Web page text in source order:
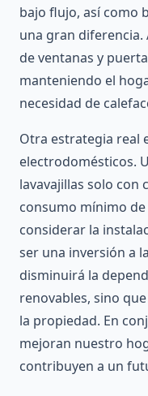
bajo flujo, así como
una gran diferencia.
de ventanas y
manteniendo el
necesidad de
Otra estrategia real
electrodomésticos.
lavavajillas solo con
consumo mínimo
considerar la
ser una inversión a
disminuirá la
renovables, sino
la propiedad. En
mejoran nuestro
contribuyen a un